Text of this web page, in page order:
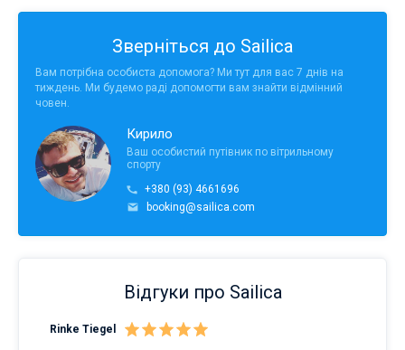
Зверніться до Sailica
Вам потрібна особиста допомога? Ми тут для вас 7 днів на
тиждень. Ми будемо раді допомогти вам знайти відмінний
човен.
Кирило
Ваш особистий путівник по вітрильному
спорту
+380 (93) 4661696
booking@sailica.com
Відгуки про Sailica
Rinke Tiegel